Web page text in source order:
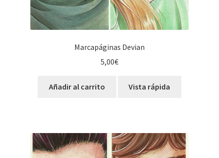
Marcapáginas Devian
5,00€
Añadir al carrito Vista rápida